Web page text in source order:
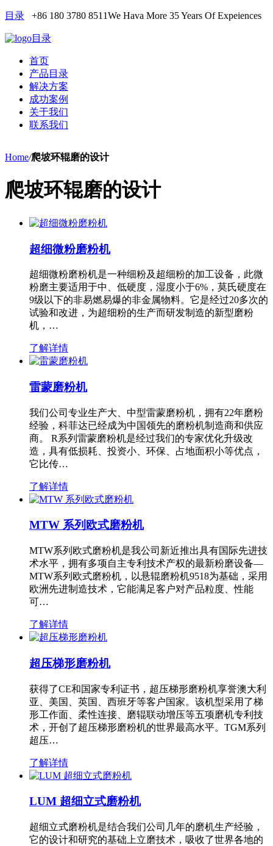
目录 +86 180 3780 8511We Hava More 35 Years Of Expeiences
目录
首页
产品目录
解决方案
成功案例
关于我们
联系我们
Home/爬坡环辊磨的设计
爬坡环辊磨的设计
超细微粉磨粉机
超细微粉磨粉机是一种细粉及超细粉的加工设备，此微
粉磨主要适用于中、低硬度，湿度小于6%，莫氏硬度在
9级以下的非易燃易爆的非金属物料。它是经过20多次的
试验和改进，为超细粉的生产而研发制造的新型磨粉
机，…
了解详情
雷蒙磨粉机
我们公司专业生产大、中型雷蒙磨粉机，拥有22年磨粉
经验，科菲达已经成为中国领先的磨粉机制造商和供应
商。 R系列雷蒙磨粉机是经过我们的专家优化升级改
造，具有低损耗、投资小、环保、占地面积小等优点，
它比传…
了解详情
MTW 系列欧式磨粉机
MTW系列欧式磨粉机是我公司新近推出具有国际先进技
术水平，拥有多项自主专利技术产权的最新粉磨设备—
MTW系列欧式磨粉机，以悬辊磨粉机9518为基础，采用
欧洲先进制造技术，它能满足客户对产品粒度、性能
可…
了解详情
超压梯形磨粉机
获得了CE和国家专利证书，超压梯形磨粉机享誉澳大利
亚、美国、英国、西班牙等客户国家。该机型采用了梯
形工作面、柔性连接、磨辊联动增压等五项磨机专利技
术，开创了超压梯形磨粉机的世界最高水平。TGM系列
超压…
了解详情
LUM 超细立式磨粉机
超细立式磨粉机是结合我们公司几年的磨机生产经验，
它的设计和研究的基础上立磨技术，吸收了世界各地的